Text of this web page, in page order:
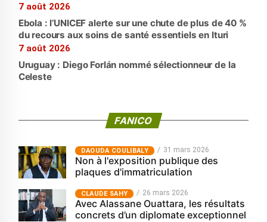
7 août 2026
Ebola : l’UNICEF alerte sur une chute de plus de 40 %
du recours aux soins de santé essentiels en Ituri
7 août 2026
Uruguay : Diego Forlán nommé sélectionneur de la
Celeste
FANICO
‎DAOUDA COULIBALY 31 mars 2026
Non à l'exposition publique des
plaques d'immatriculation
CLAUDE SAHY 26 mars 2026
Avec Alassane Ouattara, les résultats
concrets d’un diplomate exceptionnel